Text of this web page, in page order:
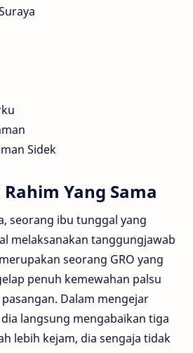
Sidek
Yang Sama
seorang ibu tunggal yang
melaksanakan tanggungjawab
seorang GRO yang
penuh kemewahan palsu
Dalam mengejar
langsung mengabaikan tiga
lebih kejam, dia sengaja tidak